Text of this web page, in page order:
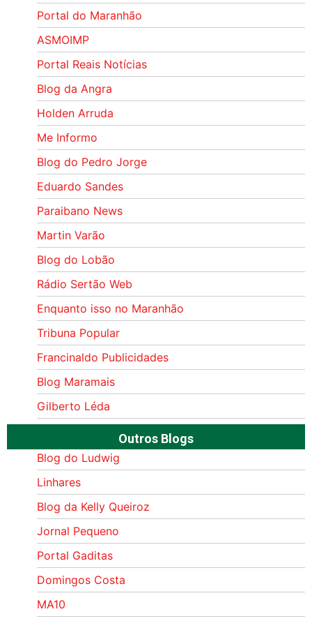
Portal do Maranhão
ASMOIMP
Portal Reais Notí­cias
Blog da Angra
Holden Arruda
Me Informo
Blog do Pedro Jorge
Eduardo Sandes
Paraibano News
Martin Varão
Blog do Lobão
Rádio Sertão Web
Enquanto isso no Maranhão
Tribuna Popular
Francinaldo Publicidades
Blog Maramais
Gilberto Léda
Outros Blogs
Blog do Ludwig
Linhares
Blog da Kelly Queiroz
Jornal Pequeno
Portal Gaditas
Domingos Costa
MA10